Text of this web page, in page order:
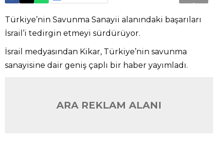
Türkiye’nin Savunma Sanayii alanındaki başarıları
İsrail’i tedirgin etmeyi sürdürüyor.
İsrail medyasından Kikar, Türkiye’nin savunma
sanayisine dair geniş çaplı bir haber yayımladı.
ARA REKLAM ALANI